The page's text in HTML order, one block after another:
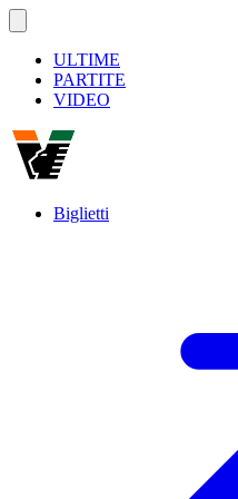
ULTIME
PARTITE
VIDEO
Biglietti